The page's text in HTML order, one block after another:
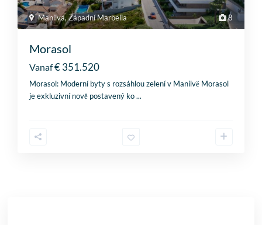
8
Manilva,Západní Marbella
Morasol
Vanaf€ 351.520
Morasol: Moderní byty s rozsáhlou zelení v Manilvě Morasol
je exkluzivní nově postavený ko...